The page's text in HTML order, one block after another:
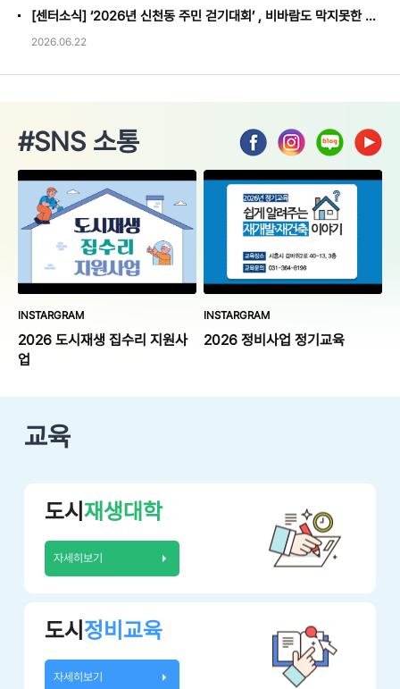
[센터소식] ‘2026년 신천동 주민 걷기대회’ , 비바람도 막지못한 열정을 보이며 성료
2026.06.22
#SNS 소통
INSTARGRAM
2026 도시재생 집수리 지원사
업
INSTARGRAM
2026 정비사업 정기교육
교육
도시 재생대학
자세히보기
도시 정비교육
자세히보기